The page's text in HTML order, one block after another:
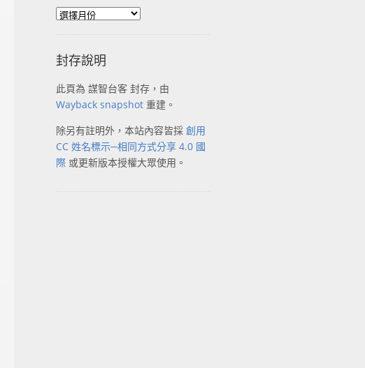
封存說明
此頁為 謀智台客 封存，由
Wayback snapshot 重建。
除另有註明外，本站內容皆採 創用
CC 姓名標示─相同方式分享 4.0 國
際 或更新版本授權大眾使用。